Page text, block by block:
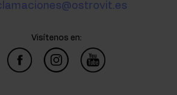
Visítenos en: